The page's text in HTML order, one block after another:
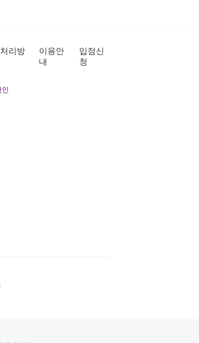
리방
이용안
내
입점신
청
인